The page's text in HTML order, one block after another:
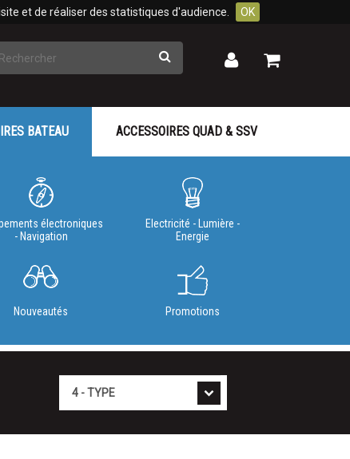
et de réaliser des statistiques d'audience. OK
Rechercher Mon
Mon
BATEAU
électroniques
- Navigation
Electricité - Lumière -
Energie
Nouveautés Promotions
ACCESSOIRES QUAD & SSV